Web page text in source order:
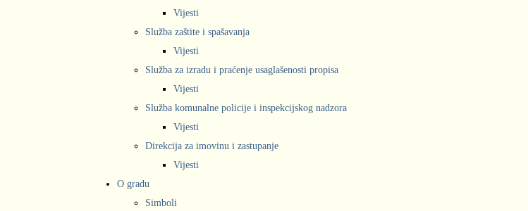
Vijesti
Služba zaštite i spašavanja
Vijesti
Služba za izradu i praćenje usaglašenosti propisa
Vijesti
Služba komunalne policije i inspekcijskog nadzora
Vijesti
Direkcija za imovinu i zastupanje
Vijesti
O gradu
Simboli